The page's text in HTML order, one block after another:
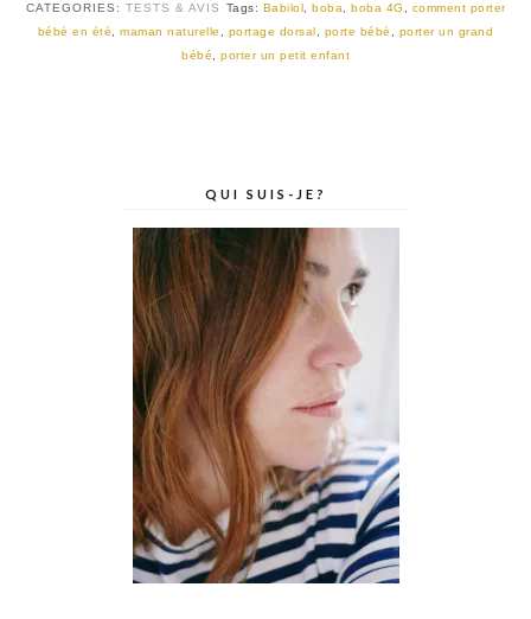
CATEGORIES: TESTS & AVIS Tags: Babilol boba boba 4G
comment porter
bébé en été
,maman naturelle portage dorsal porte bébé
porter un grand
bébé
porter un petit enfant
QUI SUIS-JE?